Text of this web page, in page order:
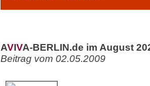
AVIVA-BERLIN.de im August
Beitrag vom 02.05.2009